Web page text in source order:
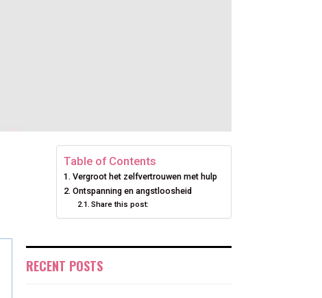
Table of Contents
Vergroot het zelfvertrouwen met hulp
Ontspanning en angstloosheid
Share this post:
RECENT POSTS